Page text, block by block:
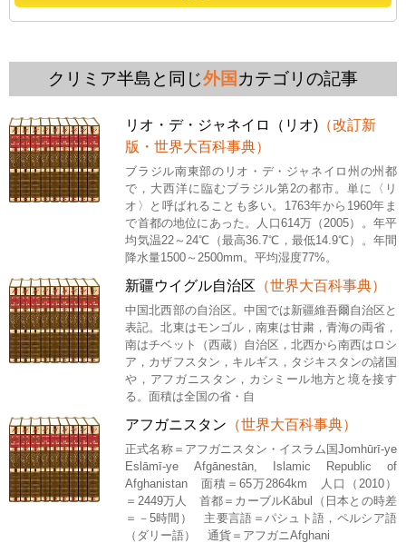
クリミア半島と同じ外国 カテゴリの記事
リオ・デ・ジャネイロ（リオ) （改訂新
版・世界大百科事典）
ブラジル南東部のリオ・デ・ジャネイロ州の州都
で，大西洋に臨むブラジル第2の都市。単に〈リ
オ〉と呼ばれることも多い。1763年から1960年ま
で首都の地位にあった。人口614万（2005）。年平
均気温22～24℃（最高36.7℃，最低14.9℃）。年間
降水量1500～2500mm。平均湿度77%。
新疆ウイグル自治区 （世界大百科事典）
中国北西部の自治区。中国では新疆維吾爾自治区と
表記。北東はモンゴル，南東は甘粛，青海の両省，
南はチベット（西蔵）自治区，北西から南西はロシ
ア，カザフスタン，キルギス，タジキスタンの諸国
や，アフガニスタン，カシミール地方と境を接す
る。面積は全国の省・自
アフガニスタン （世界大百科事典）
正式名称＝アフガニスタン・イスラム国Jomhūrī-ye
Eslāmī-ye Afgānestān, Islamic Republic of
Afghanistan 面積＝65万2864km 人口（2010）
＝2449万人 首都＝カーブルKābul（日本との時差
＝－5時間） 主要言語＝パシュト語，ペルシア語
（ダリー語） 通貨＝アフガニAfghani